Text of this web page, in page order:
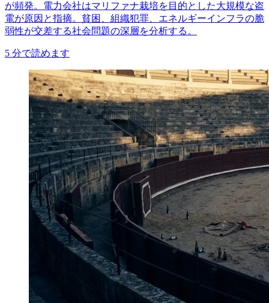
が頻発。電力会社はマリファナ栽培を目的とした大規模な盗
電が原因と指摘。貧困、組織犯罪、エネルギーインフラの脆
弱性が交差する社会問題の深層を分析する。
5 分で読めます